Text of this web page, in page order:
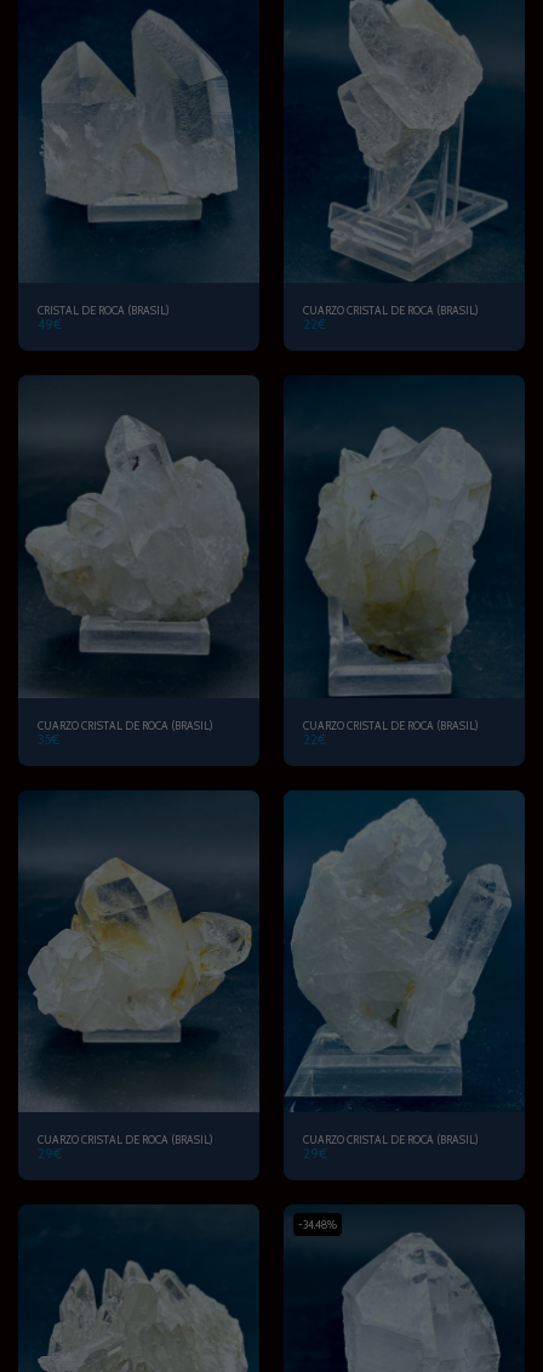
CRISTAL DE ROCA (BRASIL)
49€
CUARZO CRISTAL DE ROCA (BRASIL)
22€
CUARZO CRISTAL DE ROCA (BRASIL)
35€
CUARZO CRISTAL DE ROCA (BRASIL)
22€
CUARZO CRISTAL DE ROCA (BRASIL)
29€
CUARZO CRISTAL DE ROCA (BRASIL)
29€
-34.48%